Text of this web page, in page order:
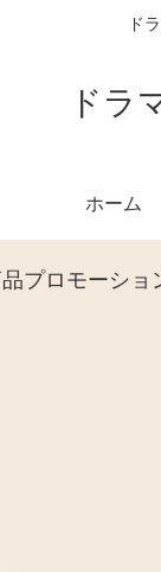
ド
ドラ
ホーム
プロモーショ